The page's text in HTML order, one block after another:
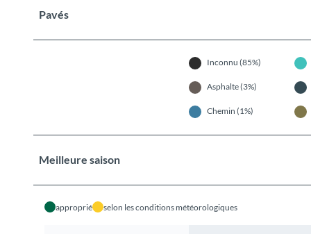
Pavés
Inconnu (85%)
Asphalte (3%)
Chemin (1%)
Meilleure saison
approprié selon les conditions météorologiques